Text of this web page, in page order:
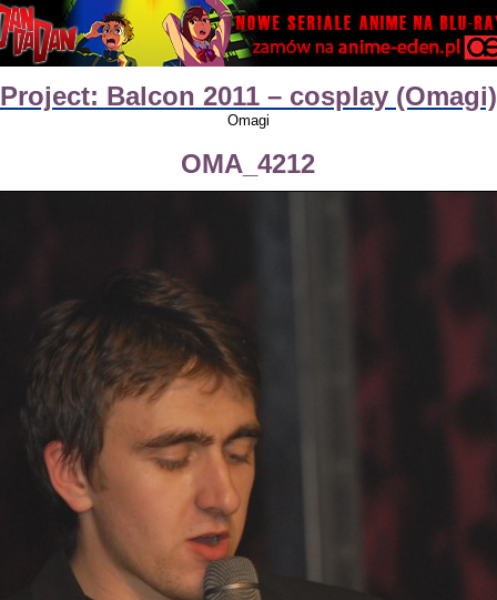
Project: Balcon 2011 – cosplay (Omagi)
Omagi
OMA_4212